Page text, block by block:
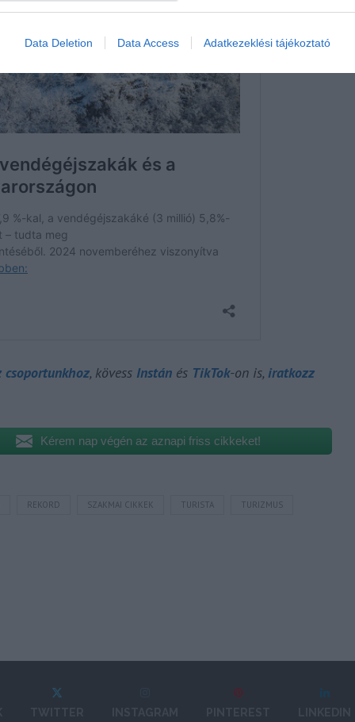
Data Deletion Data Access Adatkezeklési tájékoztató
csoportunkhoz, kövess Instán és TikTok-on is, iratkozz
Kérem nap végén az aznapi friss cikkeket!
REKORD SZAKMAI CIKKEK TURISTA TURIZMUS